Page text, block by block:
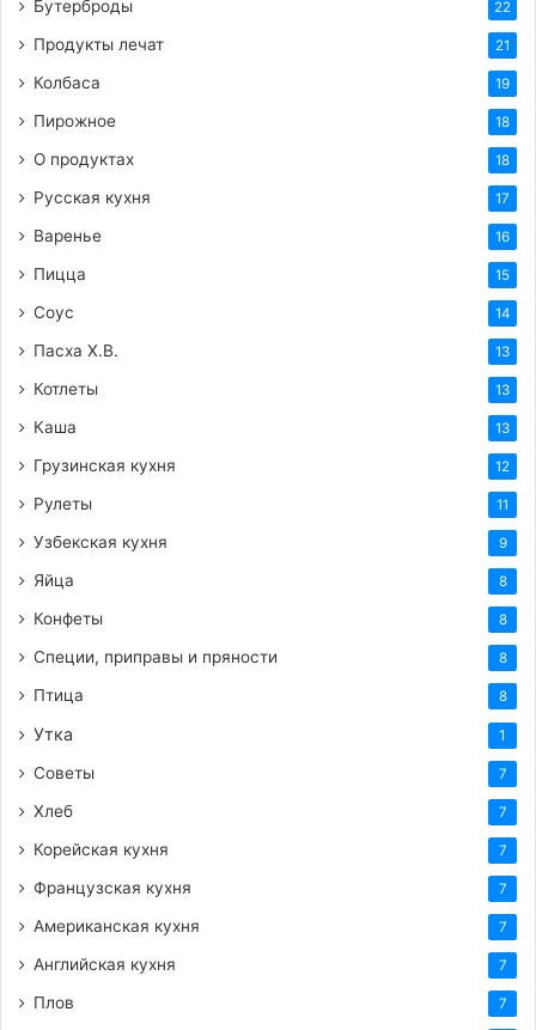
Бутерброды 22
Продукты лечат 21
Колбаса 19
Пирожное 18
О продуктах 18
Русская кухня 17
Варенье 16
Пицца 15
Соус 14
Пасха Х.В. 13
Котлеты 13
Каша 13
Грузинская кухня 12
Рулеты 11
Узбекская кухня 9
Яйца 8
Конфеты 8
Специи, приправы и пряности 8
Птица 8
Утка 1
Советы 7
Хлеб 7
Корейская кухня 7
Французская кухня 7
Американская кухня 7
Английская кухня 7
Плов 7